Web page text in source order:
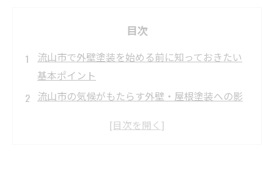
目次
流山市で外壁塗装を始める前に知っておきたい
基本ポイント
流山市の気候がもたらす外壁・屋根塗装への影
見逃せない！流山市で外壁や屋根の劣化サイン